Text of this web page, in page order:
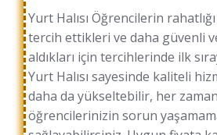
Yurt Halısı Öğrencilerin rahatlığı
tercih ettikleri ve daha güvenli
aldıkları için tercihlerinde ilk
Yurt Halısı sayesinde kaliteli
daha da yükseltebilir, her
öğrencilerinizin sorun